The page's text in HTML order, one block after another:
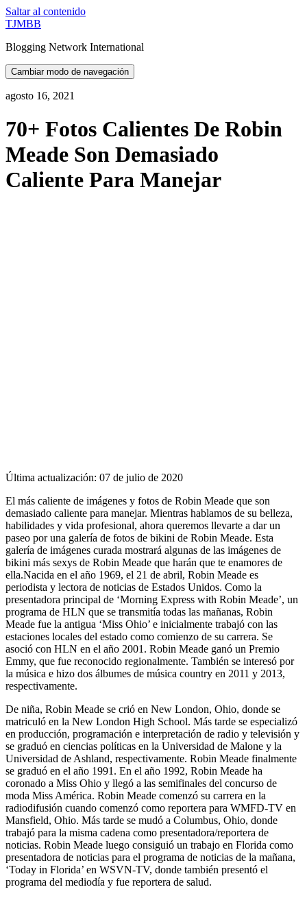
Saltar al contenido
TJMBB
Blogging Network International
Cambiar modo de navegación
agosto 16, 2021
70+ Fotos Calientes De Robin
Meade Son Demasiado
Caliente Para Manejar
Última actualización: 07 de julio de 2020
El más caliente de imágenes y fotos de Robin Meade que son
demasiado caliente para manejar. Mientras hablamos de su belleza,
habilidades y vida profesional, ahora queremos llevarte a dar un
paseo por una galería de fotos de bikini de Robin Meade. Esta
galería de imágenes curada mostrará algunas de las imágenes de
bikini más sexys de Robin Meade que harán que te enamores de
ella.Nacida en el año 1969, el 21 de abril, Robin Meade es
periodista y lectora de noticias de Estados Unidos. Como la
presentadora principal de ‘Morning Express with Robin Meade’, un
programa de HLN que se transmitía todas las mañanas, Robin
Meade fue la antigua ‘Miss Ohio’ e inicialmente trabajó con las
estaciones locales del estado como comienzo de su carrera. Se
asoció con HLN en el año 2001. Robin Meade ganó un Premio
Emmy, que fue reconocido regionalmente. También se interesó por
la música e hizo dos álbumes de música country en 2011 y 2013,
respectivamente.
De niña, Robin Meade se crió en New London, Ohio, donde se
matriculó en la New London High School. Más tarde se especializó
en producción, programación e interpretación de radio y televisión y
se graduó en ciencias políticas en la Universidad de Malone y la
Universidad de Ashland, respectivamente. Robin Meade finalmente
se graduó en el año 1991. En el año 1992, Robin Meade ha
coronado a Miss Ohio y llegó a las semifinales del concurso de
moda Miss América. Robin Meade comenzó su carrera en la
radiodifusión cuando comenzó como reportera para WMFD-TV en
Mansfield, Ohio. Más tarde se mudó a Columbus, Ohio, donde
trabajó para la misma cadena como presentadora/reportera de
noticias. Robin Meade luego consiguió un trabajo en Florida como
presentadora de noticias para el programa de noticias de la mañana,
‘Today in Florida’ en WSVN-TV, donde también presentó el
programa del mediodía y fue reportera de salud.